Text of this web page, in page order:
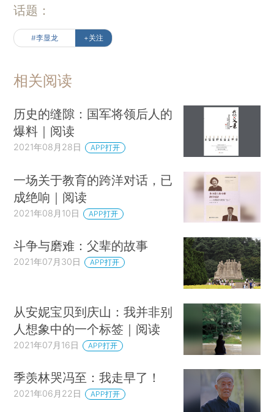
话题：
#李显龙 +关注
相关阅读
历史的缝隙：国军将领后人的
爆料｜阅读
2021年08月28日 APP打开
一场关于教育的跨洋对话，已
成绝响｜阅读
2021年08月10日 APP打开
斗争与磨难：父辈的故事
2021年07月30日 APP打开
从安妮宝贝到庆山：我并非别
人想象中的一个标签｜阅读
2021年07月16日 APP打开
季羡林哭冯至：我走早了！
2021年06月22日 APP打开